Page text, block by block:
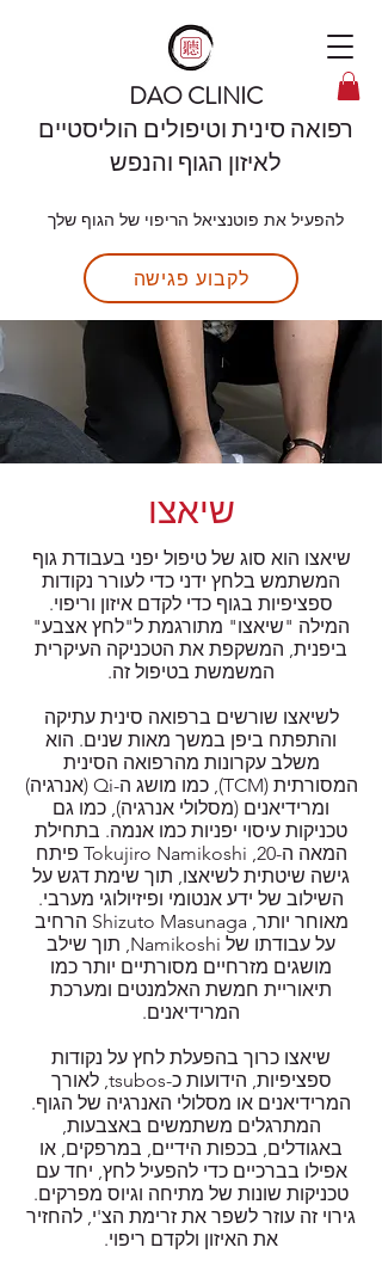
DAO CLINIC
רפואה סינית וטיפולים הוליסטיים
לאיזון הגוף והנפש
להפעיל את פוטנציאל הריפוי של הגוף שלך
לקבוע פגישה
שיאצו
שיאצו הוא סוג של טיפול יפני בעבודת גוף
המשתמש בלחץ ידני כדי לעורר נקודות
ספציפיות בגוף כדי לקדם איזון וריפוי.
המילה "שיאצו" מתורגמת ל"לחץ אצבע"
ביפנית, המשקפת את הטכניקה העיקרית
המשמשת בטיפול זה.
לשיאצו שורשים ברפואה סינית עתיקה
והתפתח ביפן במשך מאות שנים. הוא
משלב עקרונות מהרפואה הסינית
המסורתית (TCM), כמו מושג ה-Qi (אנרגיה)
ומרידיאנים (מסלולי אנרגיה), כמו גם
טכניקות עיסוי יפניות כמו אנמה. בתחילת
המאה ה-20, Tokujiro Namikoshi פיתח
גישה שיטתית לשיאצו, תוך שימת דגש על
השילוב של ידע אנטומי ופיזיולוגי מערבי.
מאוחר יותר, Shizuto Masunaga הרחיב
על עבודתו של Namikoshi, תוך שילב
מושגים מזרחיים מסורתיים יותר כמו
תיאוריית חמשת האלמנטים ומערכת
המרידיאנים.
שיאצו כרוך בהפעלת לחץ על נקודות
ספציפיות, הידועות כ-tsubos, לאורך
המרידיאנים או מסלולי האנרגיה של הגוף.
המתרגלים משתמשים באצבעות,
באגודלים, בכפות הידיים, במרפקים, או
אפילו בברכיים כדי להפעיל לחץ, יחד עם
טכניקות שונות של מתיחה וגיוס מפרקים.
גירוי זה עוזר לשפר את זרימת הצ'י, להחזיר
את האיזון ולקדם ריפוי.